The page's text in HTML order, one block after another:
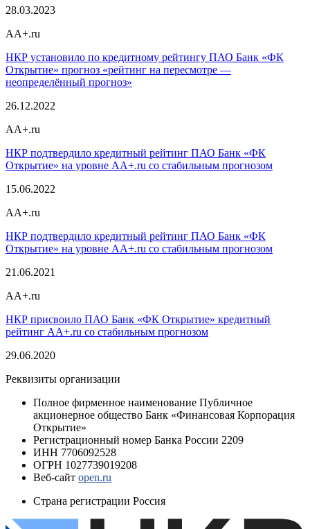
28.03.2023
AA+.ru
НКР установило по кредитному рейтингу ПАО Банк «ФК
Открытие» прогноз «рейтинг на пересмотре —
неопределённый прогноз»
26.12.2022
AA+.ru
НКР подтвердило кредитный рейтинг ПАО Банк «ФК
Открытие» на уровне AA+.ru со стабильным прогнозом
15.06.2022
AA+.ru
НКР подтвердило кредитный рейтинг ПАО Банк «ФК
Открытие» на уровне AA+.ru со стабильным прогнозом
21.06.2021
AA+.ru
НКР присвоило ПАО Банк «ФК Открытие» кредитный
рейтинг AA+.ru со стабильным прогнозом
29.06.2020
Реквизиты организации
Полное фирменное наименование Публичное
акционерное общество Банк «Финансовая Корпорация
Открытие»
Регистрационный номер Банка России 2209
ИНН 7706092528
ОГРН 1027739019208
Веб-сайт open.ru
Страна регистрации Россия